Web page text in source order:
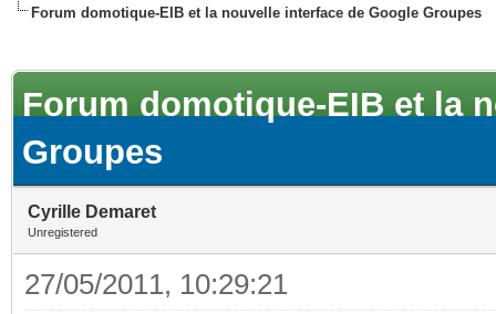
Forum domotique-EIB et la nouvelle interface de Google Groupes
Forum domotique-EIB et la
Groupes
Cyrille Demaret
Unregistered
27/05/2011, 10:29:21